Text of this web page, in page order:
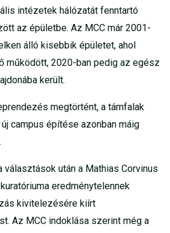
intézetek hálózatát fenntartó
az épületbe. Az MCC már 2001-
álló kisebbik épületet, ahol
működött, 2020-ban pedig az egész
került.
megtörtént, a támfalak
campus építése azonban máig
választások után a Mathias Corvinus
eredménytelennek
kivitelezésére kiírt
Az MCC indoklása szerint még a